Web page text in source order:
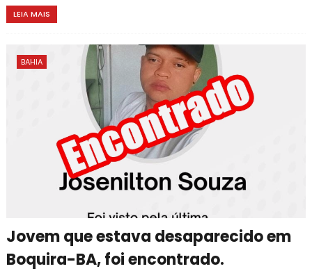
LEIA MAIS
BAHIA
Jovem que estava desaparecido em
Boquira-BA, foi encontrado.